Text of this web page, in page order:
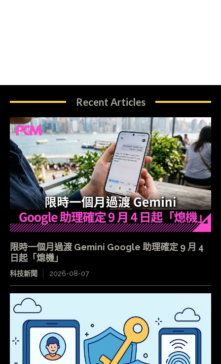
Recent Articles
限時一個月過渡 Gemini Google 助理確定 9 月 4
日起「熄機」
科技新聞 2026-08-07